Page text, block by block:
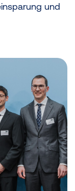
und